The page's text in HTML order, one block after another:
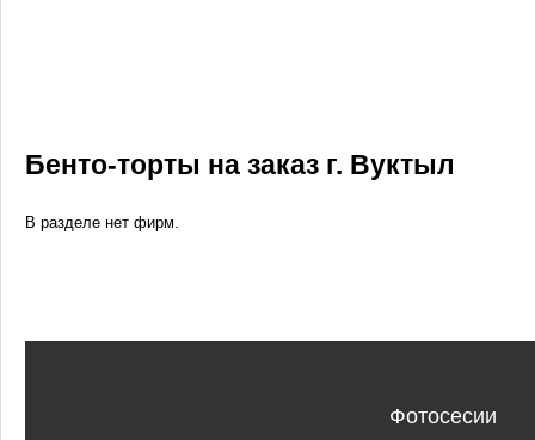
Бенто-торты на заказ г. Вуктыл
В разделе нет фирм.
Фотосесии